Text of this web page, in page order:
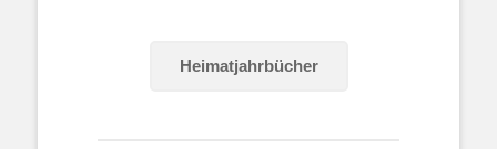
Heimatjahrbücher